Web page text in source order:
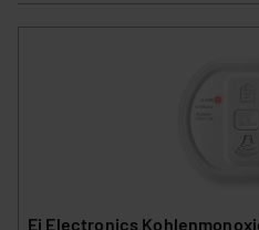
Ei Electronics